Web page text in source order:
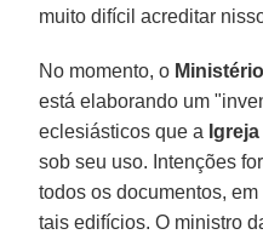
muito difícil acreditar
No momento, o
está elaborando um
eclesiásticos que a
sob seu uso. Intenções
todos os documentos,
tais edifícios. O ministro